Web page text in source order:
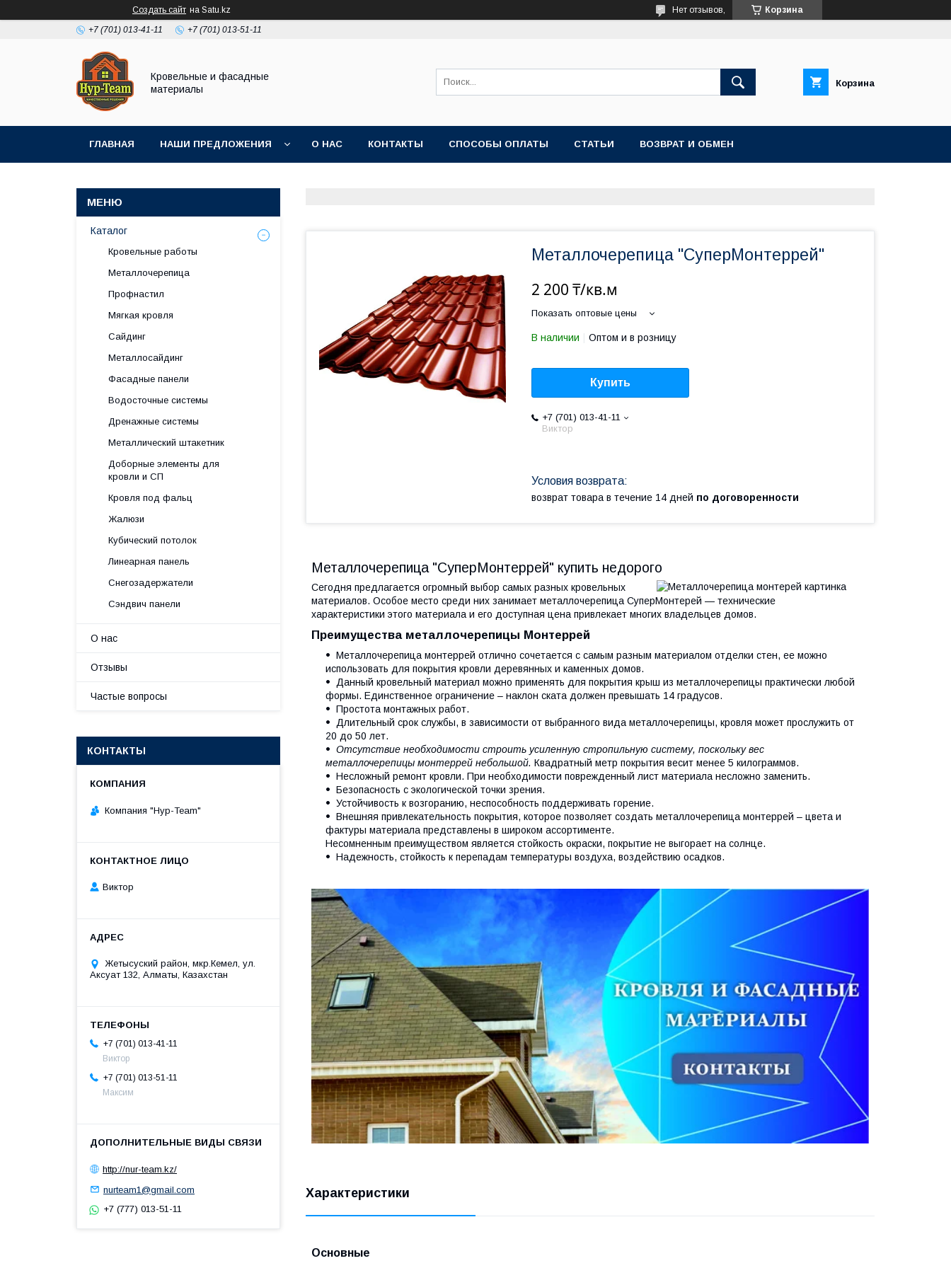
Создать сайт на Satu.kz Корзина
Нет отзывов,
+7 (701) 013-41-11 +7 (701) 013-51-11
Кровельные и фасадные
материалы
Корзина
ГЛАВНАЯ НАШИ ПРЕДЛОЖЕНИЯ О НАС КОНТАКТЫ СПОСОБЫ ОПЛАТЫ СТАТЬИ ВОЗВРАТ И ОБМЕН
Металлочерепица "СуперМонтеррей"
2 200 ₸/кв.м
Показать оптовые цены
В наличии Оптом и в розницу
Купить
+7 (701) 013-41-11
Виктор
возврат товара в течение 14 дней по договоренности
Металлочерепица "СуперМонтеррей" купить недорого
Сегодня предлагается огромный выбор самых разных кровельных
материалов. Особое место среди них занимает металлочерепица СуперМонтерей — технические
характеристики этого материала и его доступная цена привлекает многих владельцев домов.
Преимущества металлочерепицы Монтеррей
Металлочерепица монтеррей отлично сочетается с самым разным материалом отделки стен, ее можно
использовать для покрытия кровли деревянных и каменных домов.
Данный кровельный материал можно применять для покрытия крыш из металлочерепицы практически любой
формы. Единственное ограничение – наклон ската должен превышать 14 градусов.
Простота монтажных работ.
Длительный срок службы, в зависимости от выбранного вида металлочерепицы, кровля может прослужить от
20 до 50 лет.
Отсутствие необходимости строить усиленную стропильную систему, поскольку вес
металлочерепицы монтеррей небольшой. Квадратный метр покрытия весит менее 5 килограммов.
Несложный ремонт кровли. При необходимости поврежденный лист материала несложно заменить.
Безопасность с экологической точки зрения.
Устойчивость к возгоранию, неспособность поддерживать горение.
Внешняя привлекательность покрытия, которое позволяет создать металлочерепица монтеррей – цвета и
фактуры материала представлены в широком ассортименте.
Несомненным преимуществом является стойкость окраски, покрытие не выгорает на солнце.
Надежность, стойкость к перепадам температуры воздуха, воздействию осадков.
Характеристики
Основные
Каталог
Кровельные работы
Металлочерепица
Профнастил
Мягкая кровля
Сайдинг
Металлосайдинг
Фасадные панели
Водосточные системы
Дренажные системы
Металлический штакетник
Доборные элементы для
кровли и СП
Кровля под фальц
Жалюзи
Кубический потолок
Линеарная панель
Снегозадержатели
Сэндвич панели
О нас
Отзывы
Частые вопросы
КОНТАКТЫ
Компания "Нур-Team"
Виктор
Жетысуский район, мкр.Кемел, ул.
Аксуат 132, Алматы, Казахстан
+7 (701) 013-41-11
Виктор
+7 (701) 013-51-11
Максим
http://nur-team.kz/
nurteam1@gmail.com
+7 (777) 013-51-11